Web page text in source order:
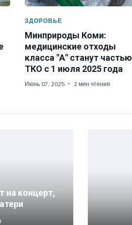
ЗДОРОВЬЕ
Минприроды Коми:
медицинские отходы
класса "А" станут частью
ТКО с 1 июля 2025 года
Июнь 07, 2025 2 мин чтения
на концерт,